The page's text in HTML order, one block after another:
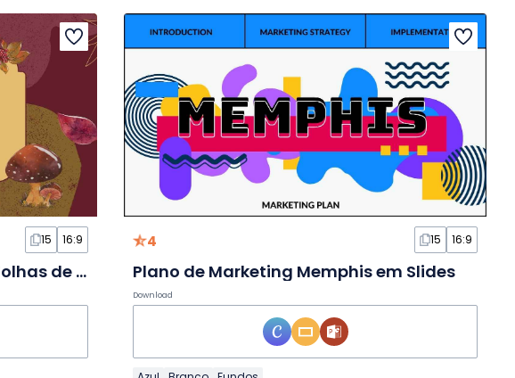
15 16:9
Organizador Pessoal Boho de Folhas de Outono em Slides
4 15 16:9
Plano de Marketing Memphis em Slides
Download